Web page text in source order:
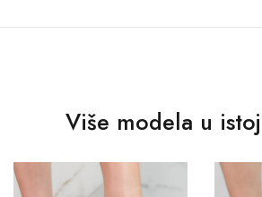
Više modela u